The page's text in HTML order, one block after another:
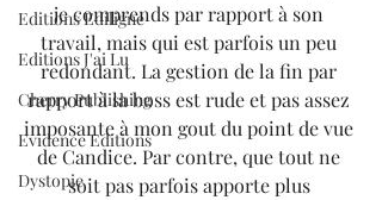
Editions Ediligne
Editions J'ai Lu
Cherry Publishing
Evidence Editions
Dystopie
je comprends par rapport à son
travail, mais qui est parfois un peu
redondant. La gestion de la fin par
rapport à la boss est rude et pas assez
imposante à mon gout du point de vue
de Candice. Par contre, que tout ne
soit pas parfois apporte plus